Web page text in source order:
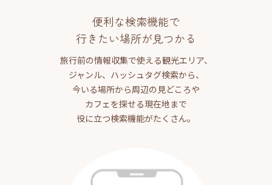
便利な検索機能で
行きたい場所が見つかる
旅行前の情報収集で使える観光エリア、
ジャンル、ハッシュタグ検索から、
今いる場所から周辺の見どころや
カフェを探せる現在地まで
役に立つ検索機能がたくさん。